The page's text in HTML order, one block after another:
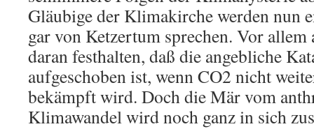
Gläubige der Klimakirche werden nun
gar von Ketzertum sprechen. Vor
daran festhalten, daß die angebliche
aufgeschoben ist, wenn CO2 nicht
bekämpft wird. Doch die Mär vom
Klimawandel wird noch ganz in sich